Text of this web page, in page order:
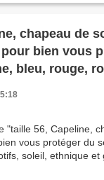
chapeau de
bien vous
bleu, rouge,
et